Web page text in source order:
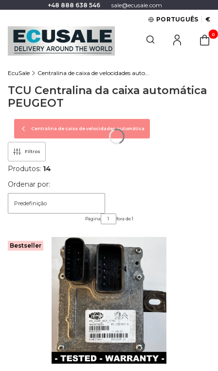
+48 888 638 546
sale@ecusale.com
PORTUGUÊS
€
Open search engine
EcuSale
TCU Centralina da caixa automática
PEUGEOT
Centralina de caixa de velocidades automática
Filtros
Produtos: 14
List of products
Ordenar por:
Predefinição
Página fora de 1
Bestseller